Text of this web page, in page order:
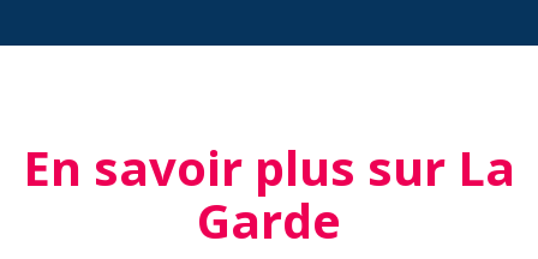
En savoir plus sur La
Garde